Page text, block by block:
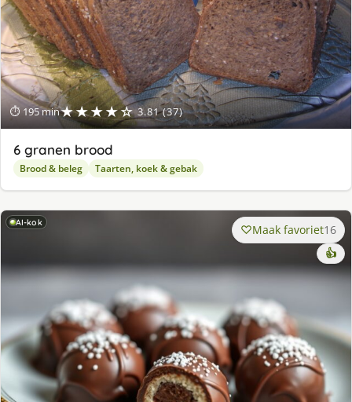
⏱ 195 min★★★★☆ 3.81 (37)
6 granen brood
Brood & beleg Taarten, koek & gebak
AI-kok Maak favoriet16
👍